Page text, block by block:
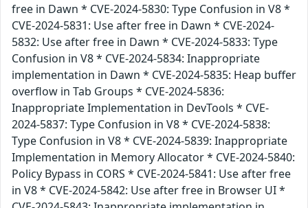
free in Dawn * CVE-2024-5830: Type Confusion in V8 *
CVE-2024-5831: Use after free in Dawn * CVE-2024-
5832: Use after free in Dawn * CVE-2024-5833: Type
Confusion in V8 * CVE-2024-5834: Inappropriate
implementation in Dawn * CVE-2024-5835: Heap buffer
overflow in Tab Groups * CVE-2024-5836:
Inappropriate Implementation in DevTools * CVE-
2024-5837: Type Confusion in V8 * CVE-2024-5838:
Type Confusion in V8 * CVE-2024-5839: Inappropriate
Implementation in Memory Allocator * CVE-2024-5840:
Policy Bypass in CORS * CVE-2024-5841: Use after free
in V8 * CVE-2024-5842: Use after free in Browser UI *